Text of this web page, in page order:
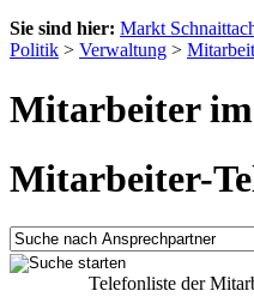
Sie sind hier: Markt
Politik > Verwaltung >
Mitarbeiter
Mitarbeiter-
Telefonliste der